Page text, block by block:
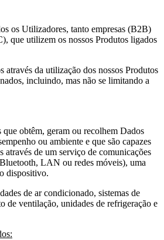
os Utilizadores, tanto empresas (B2B)
que utilizem os nossos Produtos ligados
através da utilização dos nossos Produtos
incluindo, mas não se limitando a
que obtêm, geram ou recolhem Dados
ou ambiente e que são capazes
através de um serviço de comunicações
LAN ou redes móveis), uma
dispositivo.
de ar condicionado, sistemas de
de ventilação, unidades de refrigeração e